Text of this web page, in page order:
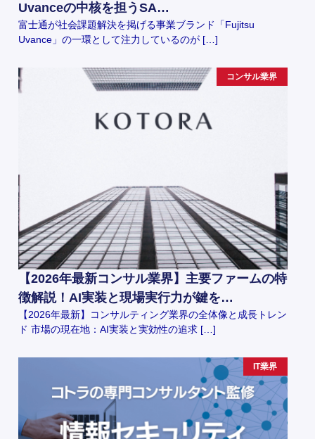
Uvanceの中核を担うSA…
富士通が社会課題解決を掲げる事業ブランド「Fujitsu
Uvance」の一環として注力しているのが […]
コンサル業界
【2026年最新コンサル業界】主要ファームの特
徴解説！AI実装と現場実行力が鍵を…
【2026年最新】コンサルティング業界の全体像と成長トレン
ド 市場の現在地：AI実装と実効性の追求 […]
IT業界